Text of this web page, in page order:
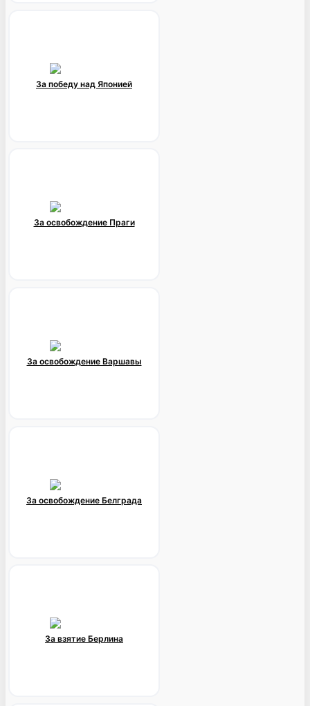
За победу над Японией
За освобождение Праги
За освобождение Варшавы
За освобождение Белграда
За взятие Берлина